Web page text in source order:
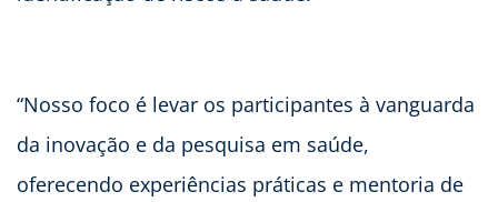
“Nosso foco é levar os participantes à vanguarda
da inovação e da pesquisa em saúde,
oferecendo experiências práticas e mentoria de